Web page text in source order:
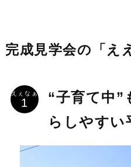
完成見学会の「え
えぇなぁ
“子育て中”
らしやすい